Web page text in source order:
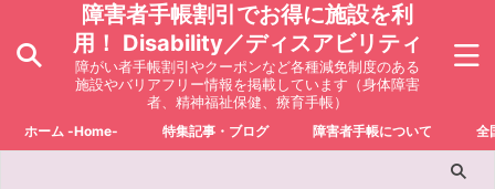
障害者手帳割引でお得に施設を利
用！ Disability／ディスアビリティ
障がい者手帳割引やクーポンなど各種減免制度のある
施設やバリアフリー情報を掲載しています（身体障害
者、精神福祉保健、療育手帳）
ホーム -Home- 特集記事・ブログ 障害者手帳について 全